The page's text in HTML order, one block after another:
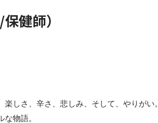
健師）
しさ、辛さ、悲しみ、そして、やりがい。
物語。